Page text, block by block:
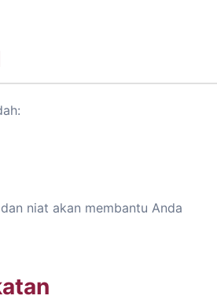
niat akan membantu Anda